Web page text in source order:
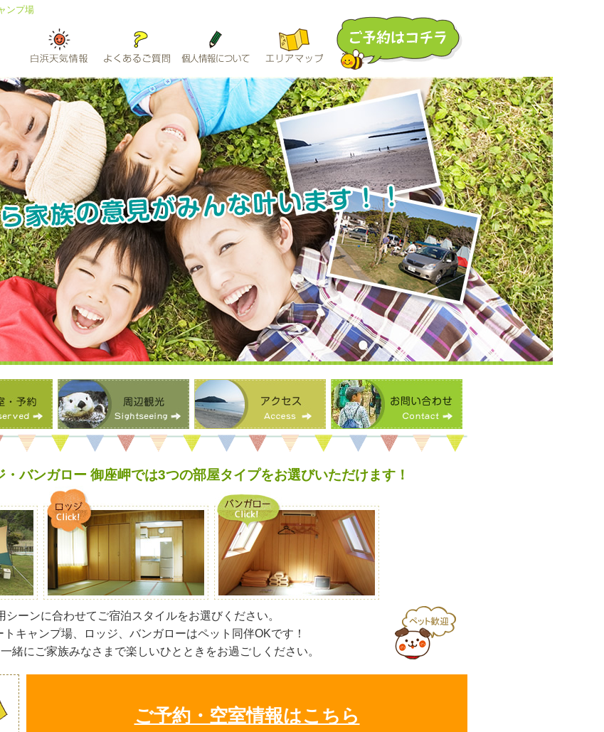
ンプ場
バンガロー 御座岬では3つの部屋タイプをお選びいただけます！
シーンに合わせてご宿泊スタイルをお選びください。
トキャンプ場、ロッジ、バンガローはペット同伴OKです！
緒にご家族みなさまで楽しいひとときをお過ごしください。
ご予約・空室情報はこちら